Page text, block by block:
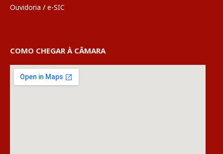
Ouvidoria / e-SIC
COMO CHEGAR À CÂMARA